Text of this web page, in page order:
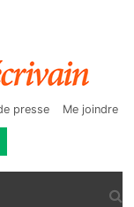
bizarreries
presse Me joindre